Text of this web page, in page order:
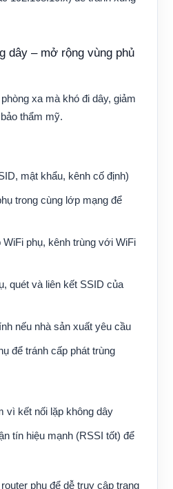
dây – mở rộng vùng phủ
xa mà khó đi dây, giảm
thẩm mỹ.
mật khẩu, kênh cố định)
trong cùng lớp mạng để
phụ, kênh trùng với WiFi
quét và liên kết SSID của
nếu nhà sản xuất yêu cầu
để tránh cấp phát trùng
vì kết nối lặp không dây
tín hiệu mạnh (RSSI tốt) để
phụ để dễ truy cập trang